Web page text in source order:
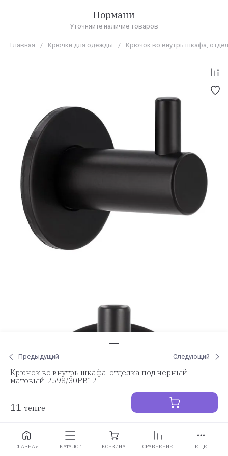
Нормани
Уточняйте наличие товаров
Главная / Крючки для одежды / Крючок во внутрь шкафа,
Предыдущий Следующий
Крючок во внутрь шкафа, отделка под черный
матовый, 2598/30PB12
11 тенге
Заказать
ГЛАВНАЯ КАТАЛОГ КОРЗИНА СРАВНЕНИЕ ЕЩЕ